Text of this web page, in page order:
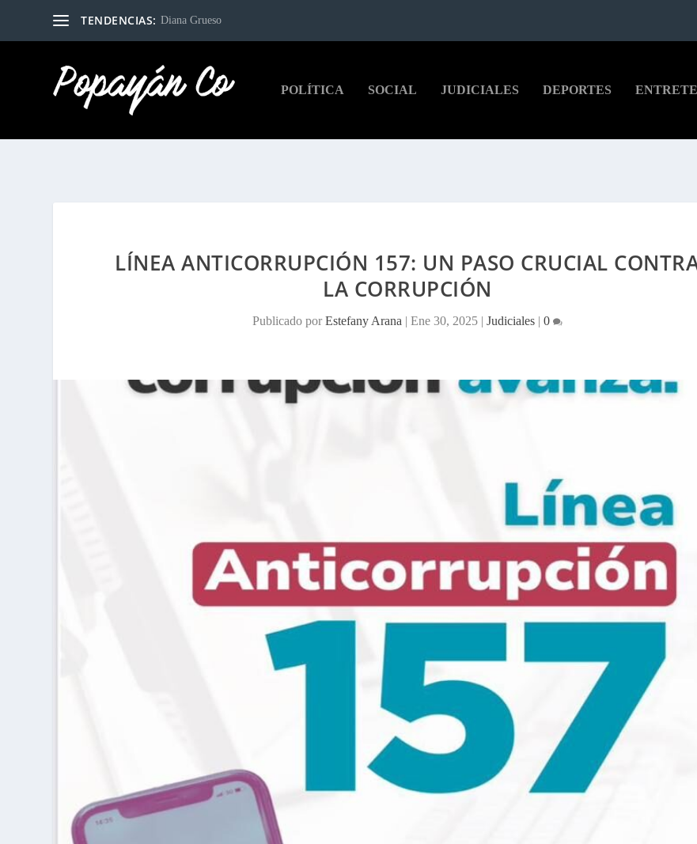
TENDENCIAS: Diana Grueso
POLÍTICA SOCIAL JUDICIALES DEPORTES
LÍNEA ANTICORRUPCIÓN 157: UN PASO CRUCIAL
LA CORRUPCIÓN
Publicado porEstefany Arana | Ene 30, 2025| Judiciales| 0